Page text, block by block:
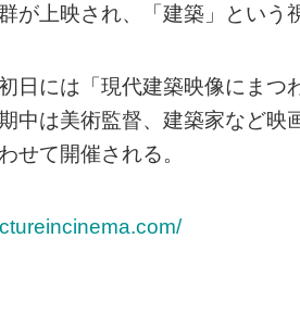
が上映され、「建築」という
日には「現代建築映像にま
中は美術監督、建築家など映
せて開催される。